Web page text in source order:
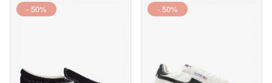
- 50% - 50%